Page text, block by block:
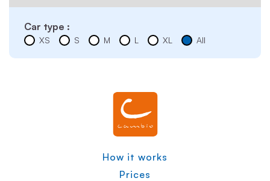
Car type :
XS S M L XL All
How it works
Prices